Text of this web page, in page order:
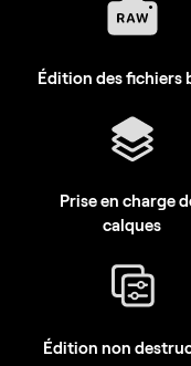
Édition des fichiers
Prise en charge
calques
Édition non